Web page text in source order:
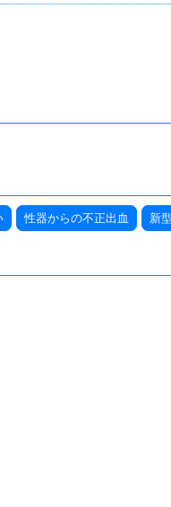
性器からの不正出血 新